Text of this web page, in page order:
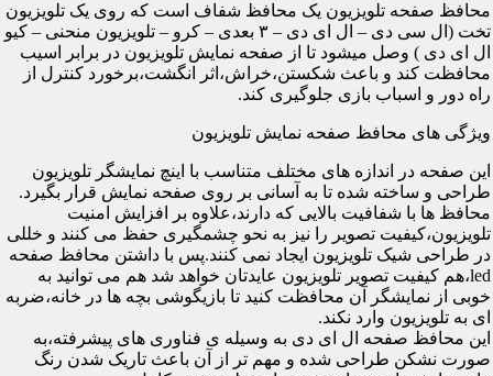
محافظ صفحه تلویزیون یک محافظ شفاف است که روی یک تلویزیون
تخت (ال سی دی – ال ای دی – ۳ بعدی – کرو – تلویزیون منحنی – کیو
ال ای دی ) وصل میشود تا از صفحه نمایش تلویزیون در برابر اسیب
محافظت کند و باعث شکستن،خراش،اثر انگشت،برخورد کنترل از
راه دور و اسباب بازی جلوگیری کند.
ویژگی های محافظ صفحه نمایش تلویزیون
این صفحه در اندازه های مختلف متناسب با اینچ نمایشگر تلویزیون
طراحی و ساخته شده تا به آسانی بر روی صفحه نمایش قرار بگیرد.
محافظ ها با شفافیت بالایی که دارند،علاوه بر افزایش امنیت
تلویزیون،کیفیت تصویر را نیز به نحو چشمگیری حفظ می کنند و خللی
در طراحی شیک تلویزیون ایجاد نمی کنند.پس با داشتن محافظ صفحه
led،هم کیفیت تصویر تلویزیون عایدتان خواهد شد هم می توانید به
خوبی از نمایشگر آن محافظت کنید تا بازیگوشی بچه ها در خانه،ضربه
ای به تلویزیون وارد نکند.
این محافظ صفحه ال ای دی به وسیله ی فناوری های پیشرفته،به
صورت نشکن طراحی شده و مهم تر از آن باعث تاریک شدن رنگ